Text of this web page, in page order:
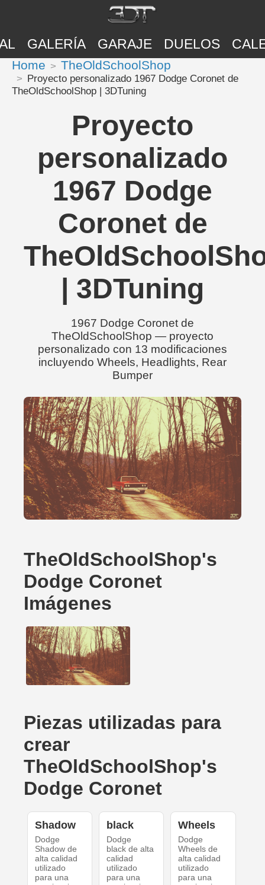
GALERÍA GARAJE DUELOS
Home TheOldSchoolShop
Proyecto personalizado 1967 Dodge Coronet de
TheOldSchoolShop | 3DTuning
Proyecto
personalizado
1967 Dodge
Coronet de
| 3DTuning
1967 Dodge Coronet de
TheOldSchoolShop — proyecto
personalizado con 13 modificaciones
incluyendo Wheels, Headlights, Rear
Bumper
TheOldSchoolShop's
Dodge Coronet
Imágenes
Piezas utilizadas para
crear
TheOldSchoolShop's
Dodge Coronet
Shadow
Dodge
Shadow de
alta calidad
utilizado
para una
black
Dodge
black de alta
calidad
utilizado
para una
Wheels
Dodge
Wheels de
alta calidad
utilizado
para una